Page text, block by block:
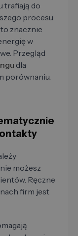
trafiają do
procesu
znacznie
w
Przegląd
dla
porównaniu.
możesz
Ręczne
firm jest